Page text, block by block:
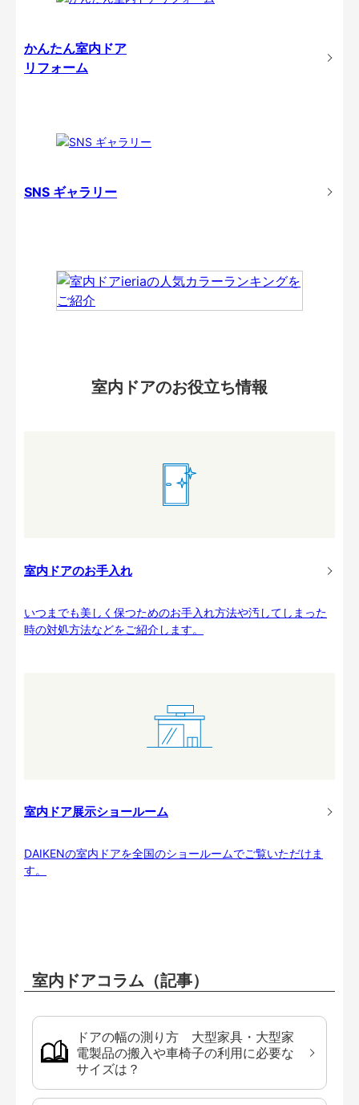
かんたん室内ドア
リフォーム
SNS ギャラリー
室内ドアのお役立ち情報
室内ドアのお手入れ
いつまでも美しく保つためのお手入れ方法や汚してしまった
時の対処方法などをご紹介します。
室内ドア展示ショールーム
DAIKENの室内ドアを全国のショールームでご覧いただけま
す。
室内ドアコラム（記事）
ドアの幅の測り方 大型家具・大型家
電製品の搬入や車椅子の利用に必要な
サイズは？